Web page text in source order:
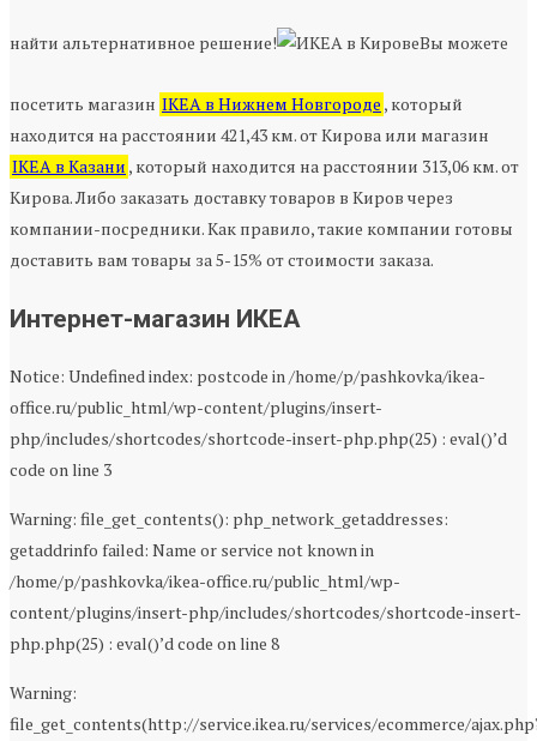
найти альтернативное решение! Вы можете
посетить магазин IKEA в Нижнем Новгороде , который
находится на расстоянии 421,43 км. от Кирова или магазин
IKEA в Казани , который находится на расстоянии 313,06 км. от
Кирова. Либо заказать доставку товаров в Киров через
компании-посредники. Как правило, такие компании готовы
доставить вам товары за 5-15% от стоимости заказа.
Интернет-магазин ИКЕА
Notice: Undefined index: postcode in /home/p/pashkovka/ikea-
office.ru/public_html/wp-content/plugins/insert-
php/includes/shortcodes/shortcode-insert-php.php(25) : eval()’d
code on line 3
Warning: file_get_contents(): php_network_getaddresses:
getaddrinfo failed: Name or service not known in
/home/p/pashkovka/ikea-office.ru/public_html/wp-
content/plugins/insert-php/includes/shortcodes/shortcode-insert-
php.php(25) : eval()’d code on line 8
Warning:
file_get_contents(http://service.ikea.ru/services/ecommerce/